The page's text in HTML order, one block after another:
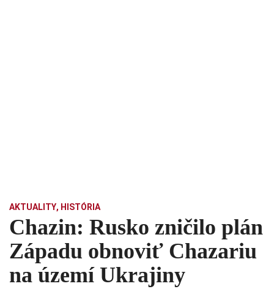
AKTUALITY, HISTÓRIA
Chazin: Rusko zničilo plán
Západu obnoviť Chazariu
na území Ukrajiny